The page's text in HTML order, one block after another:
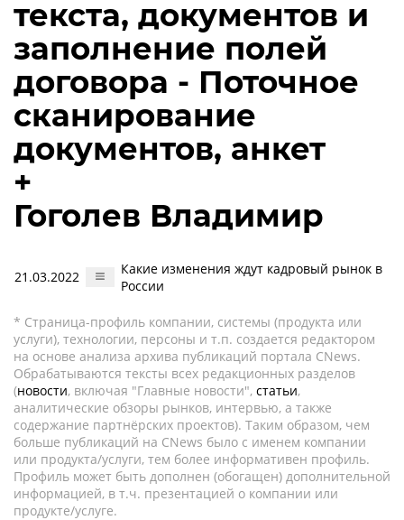
текста, документов и
заполнение полей
договора - Поточное
сканирование
документов, анкет
+
Гоголев Владимир
21.03.2022
Какие изменения ждут кадровый рынок в
России
* Страница-профиль компании, системы (продукта или
услуги), технологии, персоны и т.п. создается редактором
на основе анализа архива публикаций портала CNews.
Обрабатываются тексты всех редакционных разделов
(новости, включая "Главные новости", статьи,
аналитические обзоры рынков, интервью, а также
содержание партнёрских проектов). Таким образом, чем
больше публикаций на CNews было с именем компании
или продукта/услуги, тем более информативен профиль.
Профиль может быть дополнен (обогащен) дополнительной
информацией, в т.ч. презентацией о компании или
продукте/услуге.